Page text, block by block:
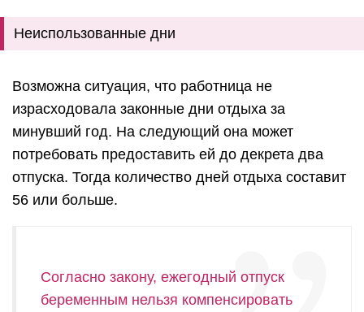
Неиспользованные дни
Возможна ситуация, что работница не
израсходовала законные дни отдыха за
минувший год. На следующий она может
потребовать предоставить ей до декрета два
отпуска. Тогда количество дней отдыха составит
56 или больше.
Согласно закону, ежегодный отпуск
беременным нельзя компенсировать